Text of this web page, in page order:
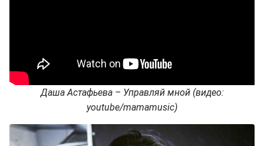
Даша Астафьева – Управляй мной (видео:
youtube/mamamusic)